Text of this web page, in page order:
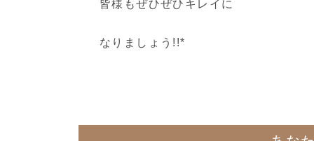
皆様もぜひぜひキレイに
なりましょう!!*